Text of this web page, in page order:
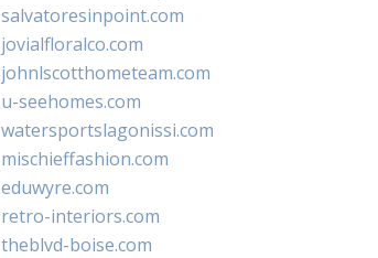
salvatoresinpoint.com
jovialfloralco.com
johnlscotthometeam.com
u-seehomes.com
watersportslagonissi.com
mischieffashion.com
eduwyre.com
retro-interiors.com
theblvd-boise.com